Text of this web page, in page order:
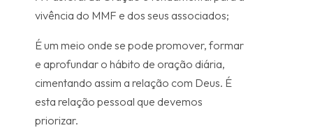
vivência do MMF e dos seus associados;
É um meio onde se pode promover, formar
e aprofundar o hábito de oração diária,
cimentando assim a relação com Deus. É
esta relação pessoal que devemos
priorizar.